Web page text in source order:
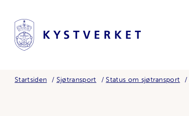
Startsiden Sjøtransport Status om sjøtransport